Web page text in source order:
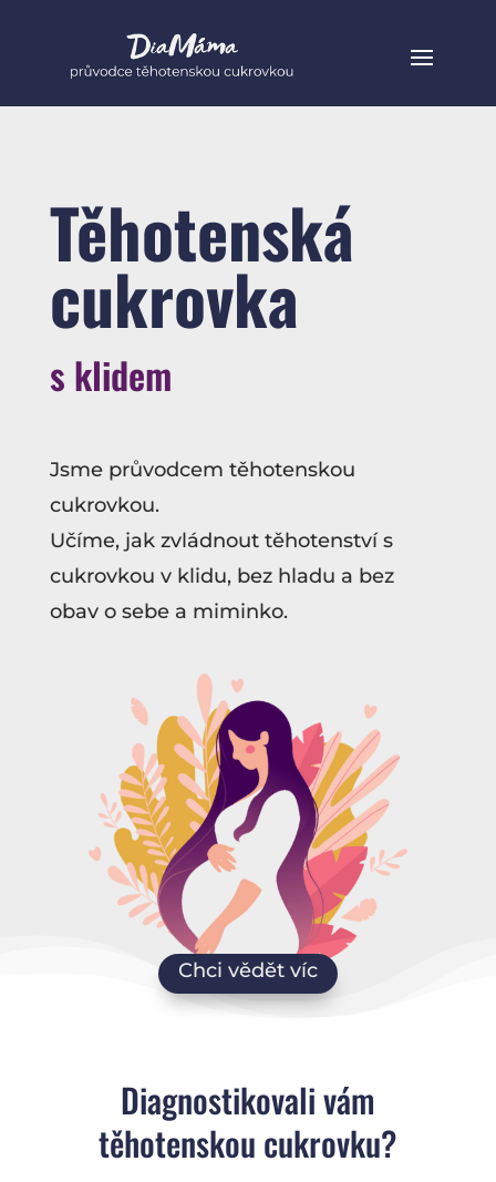
Těhotenská
cukrovka
s klidem
Jsme průvodcem těhotenskou
cukrovkou.
Učíme, jak zvládnout těhotenství s
cukrovkou v klidu, bez hladu a bez
obav o sebe a miminko.
Chci vědět víc
Diagnostikovali vám
těhotenskou cukrovku?